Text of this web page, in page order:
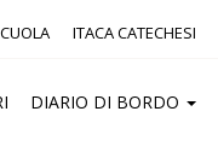
ITACA CATECHESI
DIARIO DI BORDO